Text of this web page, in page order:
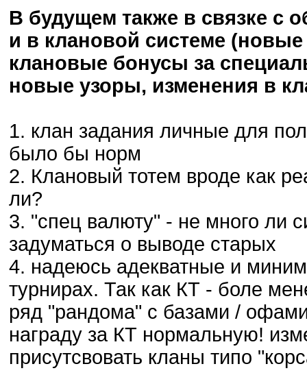
В будущем также в связке с
и в клановой системе
клановые бонусы за
новые узоры, изменения в
1. клан задания личные для
было бы норм
2. Клановый тотем вроде как
ли?
3. "спец валюту" - не много ли
задуматься о выводе старых
4. надеюсь адекватные и
турнирах. Так как КТ - боле
ряд "рандома" с базами /
награду за КТ нормальную!
присутсвовать кланы типо